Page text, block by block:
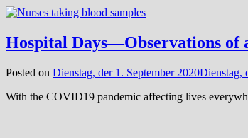
Hospital Days—Observations of
Posted on Dienstag, der 1. September 2020Dienstag,
With the COVID19 pandemic affecting lives